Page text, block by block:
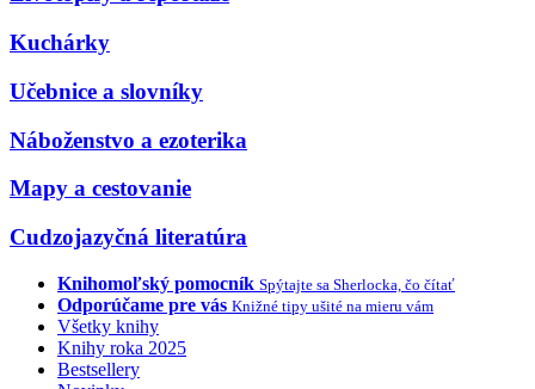
Kuchárky
Učebnice a slovníky
Náboženstvo a ezoterika
Mapy a cestovanie
Cudzojazyčná literatúra
Knihomoľský pomocník Spýtajte sa Sherlocka, čo čítať
Odporúčame pre vás Knižné tipy ušité na mieru vám
Všetky knihy
Knihy roka 2025
Bestsellery